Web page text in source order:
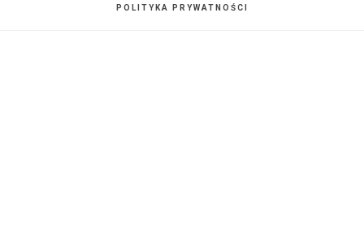
POLITYKA PRYWATNOŚCI